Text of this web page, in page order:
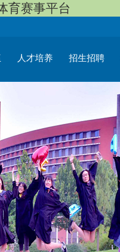
育赛事平台
人才培养 招生招聘